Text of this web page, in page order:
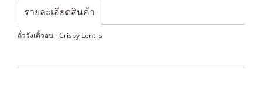
รายละเอียดสินค้า
ถั่ววังเติ้วอบ - Crispy Lentils